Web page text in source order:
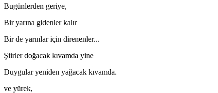
Bugünlerden geriye,
Bir yarına gidenler kalır
Bir de yarınlar için direnenler...
Şiirler doğacak kıvamda yine
Duygular yeniden yağacak kıvamda.
ve yürek,